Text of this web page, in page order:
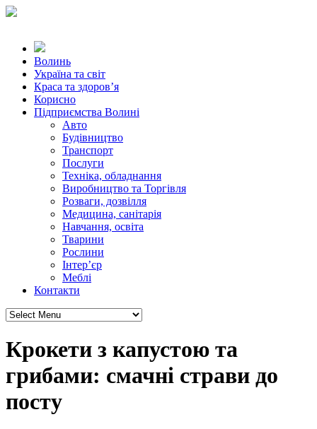
Волинь
Україна та світ
Краса та здоров’я
Корисно
Підприємства Волині
Авто
Будівництво
Транспорт
Послуги
Техніка, обладнання
Виробництво та Торгівля
Розваги, дозвілля
Медицина, санітарія
Навчання, освіта
Тварини
Рослини
Інтер’єр
Меблі
Контакти
Крокети з капустою та
грибами: смачні страви до
посту